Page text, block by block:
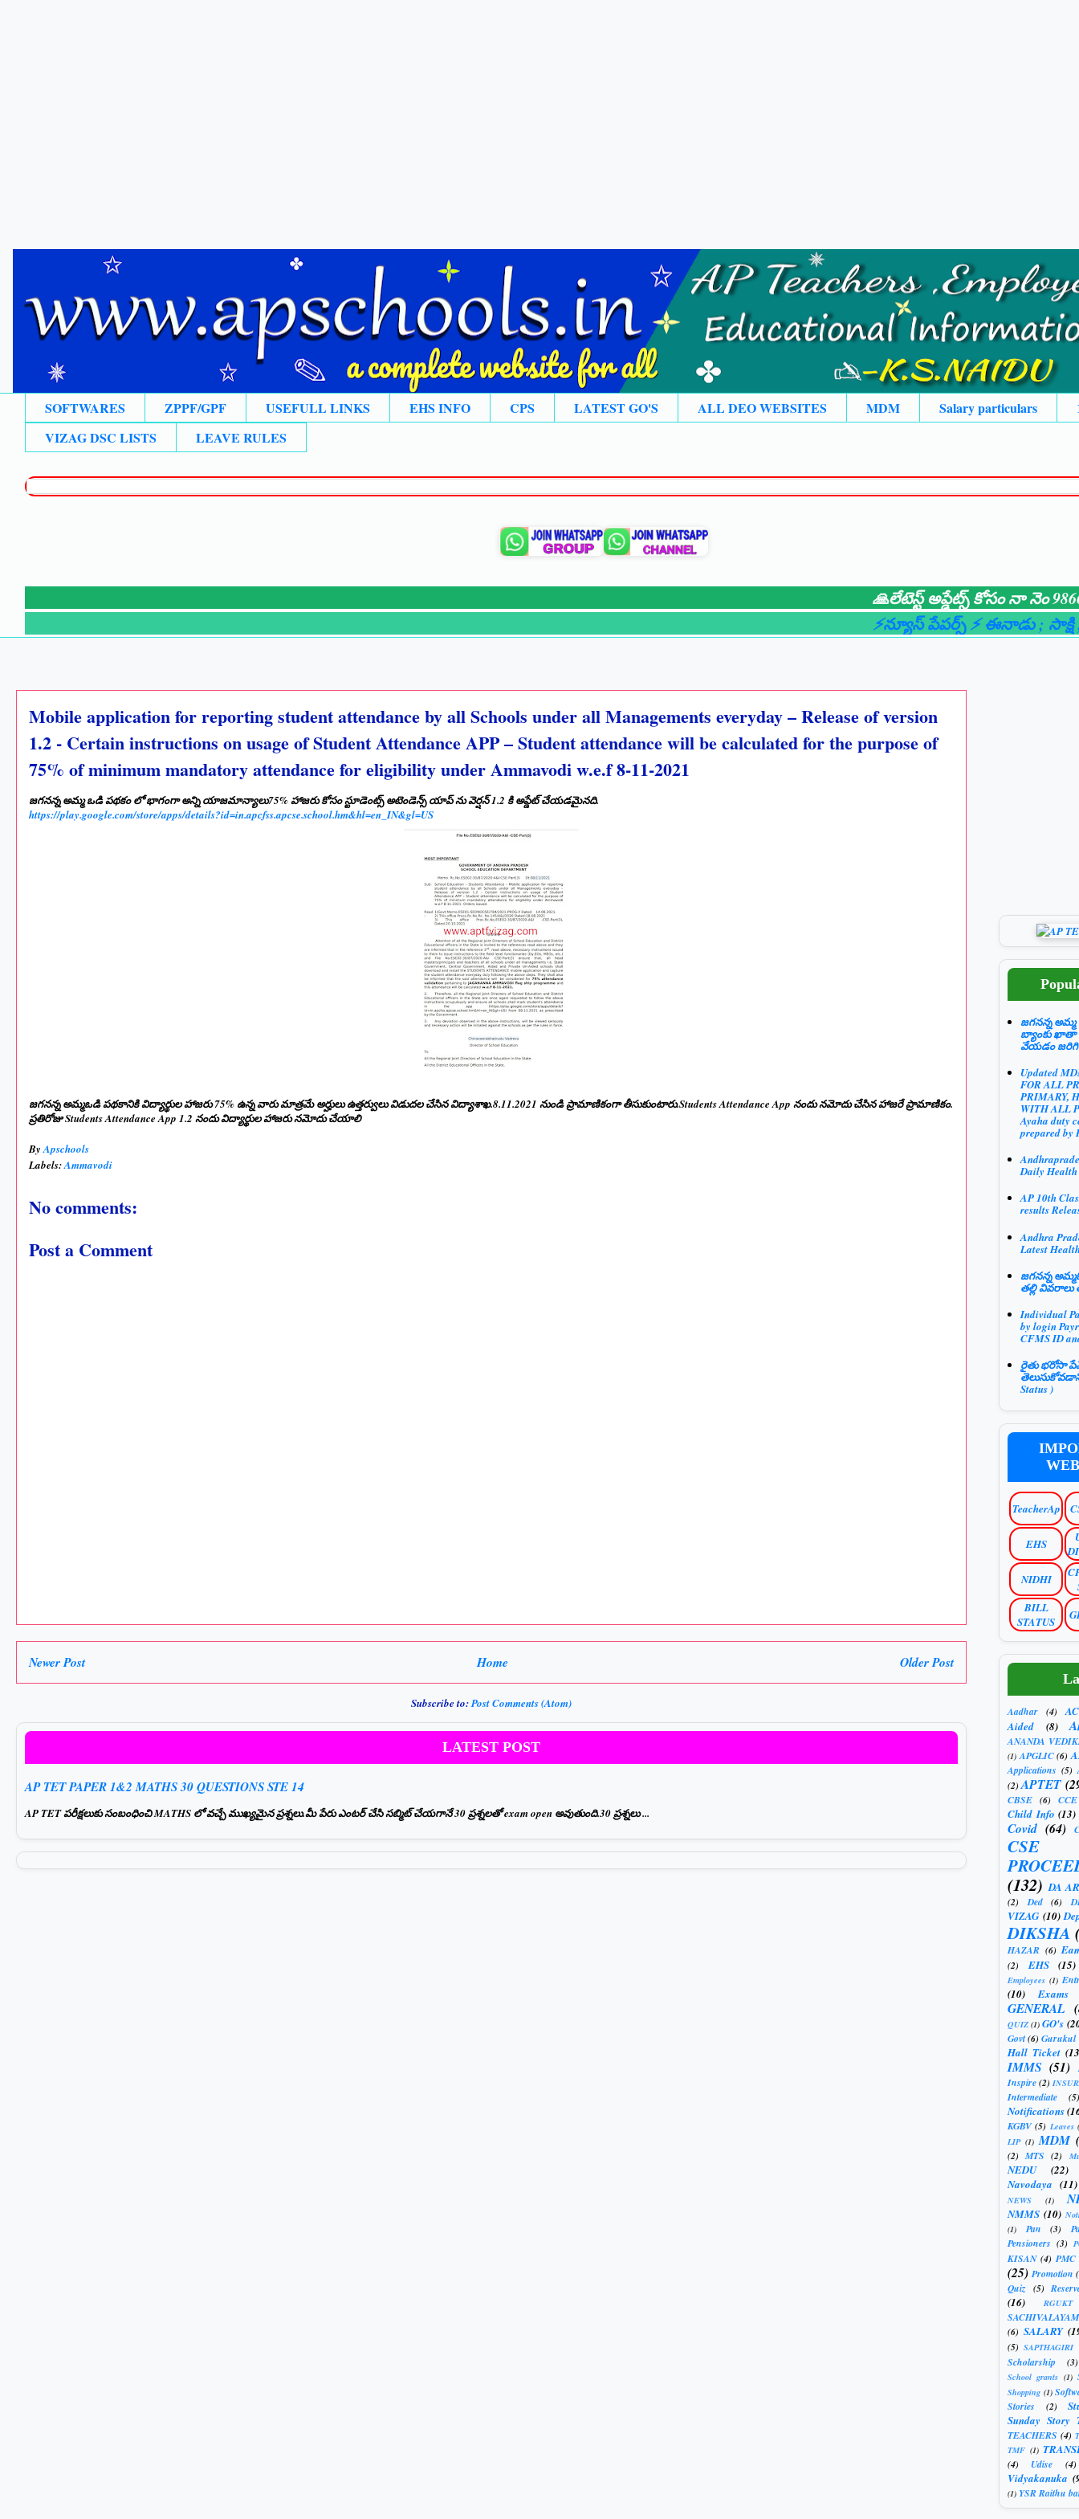
SOFTWARES ZPPF/GPF USEFULL LINKS EHS INFO CPS LATEST GO'S ALL DEO WEBSITES MDM Salary particulars
VIZAG DSC LISTS
LEAVE RULES
🙏లేటెస్ట్ అప్డేట్స్ కోసం నా నెం
⚡న్యూస్ పేపర్స్ ⚡ ఈనాడు; సాక్షి;
Mobile application for reporting student attendance by all Schools under all Managements everyday – Release of version
1.2 - Certain instructions on usage of Student Attendance APP – Student attendance will be calculated for the purpose of
75% of minimum mandatory attendance for eligibility under Ammavodi w.e.f 8-11-2021
జగనన్న అమ్మ ఒడి పథకం లో భాగంగా అన్ని యాజమాన్యాలు75% హాజరు కోసం స్టూడెంట్స్ అటెండెన్స్ యాప్ ను వెర్షన్ 1.2 కి అప్డేట్ చేయడమైనది.
https://play.google.com/store/apps/details?id=in.apcfss.apcse.school.hm&hl=en_IN&gl=US
జగనన్న అమ్మఒడి పథకానికి విద్యార్థుల హాజరు 75% ఉన్న వారు మాత్రమే అర్హులు ఉత్తర్వులు విడుదల చేసిన విద్యాశాఖ.8.11.2021 నుండి ప్రామాణికంగా తీసుకుంటారు.Students Attendance App నందు నమోదు చేసిన హాజరే ప్రామాణికం.
ప్రతిరోజు Students Attendance App 1.2 నందు విద్యార్థుల హాజరు నమోదు చేయాలి
ByApschools
Labels:Ammavodi
No comments:
Post a Comment
Newer Post Older Post
Home
Subscribe to:Post Comments (Atom)
LATEST POST
AP TET PAPER 1&2 MATHS 30 QUESTIONS STE 14
AP TET పరీక్షలుకు సంబంధించి MATHS లో వచ్చే ముఖ్యమైన ప్రశ్నలు.మీ పేరు ఎంటర్ చేసి సబ్మిట్ చేయగానే 30 ప్రశ్నలతో exam open అవుతుంది.30 ప్రశ్నలు ...
జగనన్న
బ్యాంకు ఖాతా
వేయడం
Updated
FOR ALL
PRIMARY,
WITH ALL
Ayaha duty
prepared by
Daily Health
AP 10th
results
Andhra
Latest
జగనన్న
తల్లి వివరాలు
Individual
by login
CFMS ID
రైతు భరోసా
Status )
TeacherAp
EHS
NIDHI
BILL
STATUS
Aadhar (4)
Aided
(8)
ANANDA
(1) APGLIC (6)
Applications (5)
(2)APTET
CBSE (6) CCE
Child Info (13)
Covid (64)
CSE
(132) DA
(2) Ded (6)
VIZAG (10)
DIKSHA
HAZAR (6)
(2) EHS (15)
Employees (1)
(10) Exams
GENERAL
QUIZ (1) GO's
Govt(6)Gurukul
Hall Ticket
IMMS (51)
Inspire(2)
Intermediate (5)
Notifications
KGBV (5) Leaves
LIP (1) MDM
(2) MTS (2)
NEDU
(22)
Navodaya (11)
NEWS (1)
NMMS (10)
(1)
Pan (3)
Pensioners (3)
KISAN (4) PMC
(25) Promotion
Quiz (5)
(16) RGUKT
SACHIVALAYAM
(6) SALARY
(5) SAPTHAGIRI
Scholarship (3)
School grants (1)
Shopping (1)
Stories
(2)
Sunday Story
TEACHERS (4)
TMF (1)
(4) Udise (4)
Vidyakanuka
(1) YSR Raithu